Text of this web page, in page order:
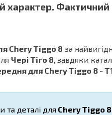
Фактичний
Chery Tiggo 8 за
Чері Тіго 8, завдяки
для Chery Tiggo 8 -
та деталі дляChery Tiggo 8